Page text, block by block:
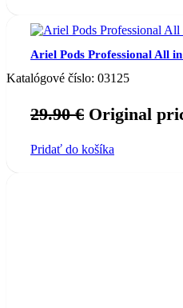
Ariel Pods Professional All
Katalógové číslo: 03125
29.90€ Original
Pridať do košíka